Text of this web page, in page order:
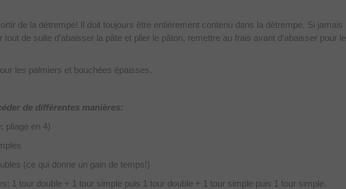
de la détrempe! Il doit toujours être entièrement contenu dans la détrempe. Si jamais
de suite d’abaisser la pâte et plier le pâton, remettre au frais avant d’abaisser pour le
les palmiers et bouchées épaisses.
de différentes manières:
pliage en 4)
(ce qui donne un gain de temps!)
: 1 tour double + 1 tour simple puis 1 tour double + 1 tour simple puis 1 tour simple.